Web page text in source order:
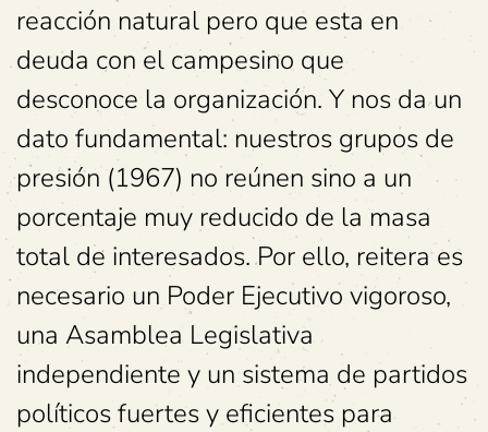
reacción natural pero que esta en
deuda con el campesino que
desconoce la organización. Y nos da un
dato fundamental: nuestros grupos de
presión (1967) no reúnen sino a un
porcentaje muy reducido de la masa
total de interesados. Por ello, reitera es
necesario un Poder Ejecutivo vigoroso,
una Asamblea Legislativa
independiente y un sistema de partidos
políticos fuertes y eficientes para